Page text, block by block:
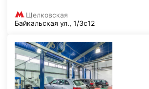
Щелковская
Байкальская ул., 1/3с12